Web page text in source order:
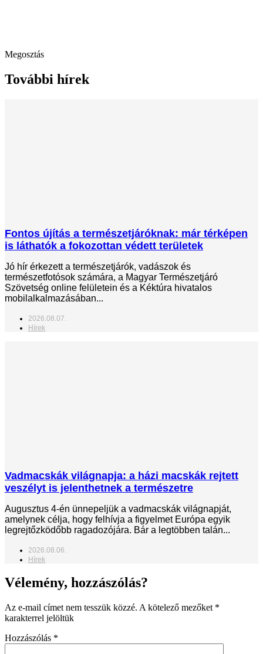
Megosztás
További hírek
Fontos újítás a természetjáróknak: már térképen
is láthatók a fokozottan védett területek
Jó hír érkezett a természetjárók, vadászok és
természetfotósok számára, a Magyar Természetjáró
Szövetség online felületein és a Kéktúra hivatalos
mobilalkalmazásában...
2026.08.07.
Hírek
Vadmacskák világnapja: a házi macskák rejtett
veszélyt is jelenthetnek a természetre
Augusztus 4-én ünnepeljük a vadmacskák világnapját,
amelynek célja, hogy felhívja a figyelmet Európa egyik
legrejtőzködőbb ragadozójára. Bár a legtöbben talán...
2026.08.06.
Hírek
Vélemény, hozzászólás?
Az e-mail címet nem tesszük közzé. A kötelező mezőket *
karakterrel jelöltük
Hozzászólás *